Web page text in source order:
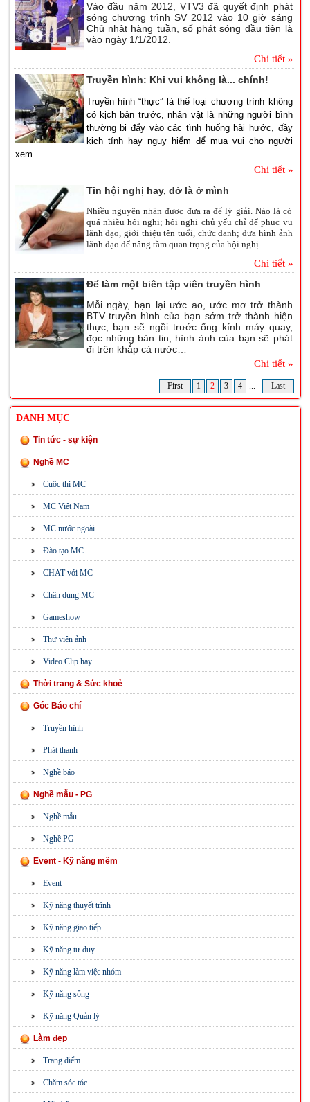
Vào đầu năm 2012, VTV3 đã quyết định phát
sóng chương trình SV 2012 vào 10 giờ sáng
Chủ nhật hàng tuần, số phát sóng đầu tiên là
vào ngày 1/1/2012.
Chi tiết »
Truyền hình: Khi vui không là... chính!
Truyền hình “thực” là thể loại chương trình không
có kịch bản trước, nhân vật là những người bình
thường bị đẩy vào các tình huống hài hước, đầy
kịch tính hay nguy hiểm để mua vui cho người
xem.
Chi tiết »
Tin hội nghị hay, dở là ở mình
Nhiều nguyên nhân được đưa ra để lý giải. Nào là có
quá nhiều hội nghị; hội nghị chủ yếu chỉ để phục vụ
lãnh đạo, giới thiệu tên tuổi, chức danh; đưa hình ảnh
lãnh đạo để nâng tầm quan trọng của hội nghị...
Chi tiết »
Để làm một biên tập viên truyền hình
Mỗi ngày, bạn lại ước ao, ước mơ trở thành
BTV truyền hình của bạn sớm trở thành hiện
thực, bạn sẽ ngồi trước ống kính máy quay,
đọc những bản tin, hình ảnh của bạn sẽ phát
đi trên khắp cả nước…
Chi tiết »
First 1 2 3 4 ... Last
DANH MỤC
Tin tức - sự kiện
Nghề MC
Cuộc thi MC
MC Việt Nam
MC nước ngoài
Đào tạo MC
CHAT với MC
Chân dung MC
Gameshow
Thư viện ảnh
Video Clip hay
Thời trang & Sức khoẻ
Góc Báo chí
Truyền hình
Phát thanh
Nghề báo
Nghề mẫu - PG
Nghề mẫu
Nghề PG
Event - Kỹ năng mềm
Event
Kỹ năng thuyết trình
Kỹ năng giao tiếp
Kỹ năng tư duy
Kỹ năng làm việc nhóm
Kỹ năng sống
Kỹ năng Quản lý
Làm đẹp
Trang điểm
Chăm sóc tóc